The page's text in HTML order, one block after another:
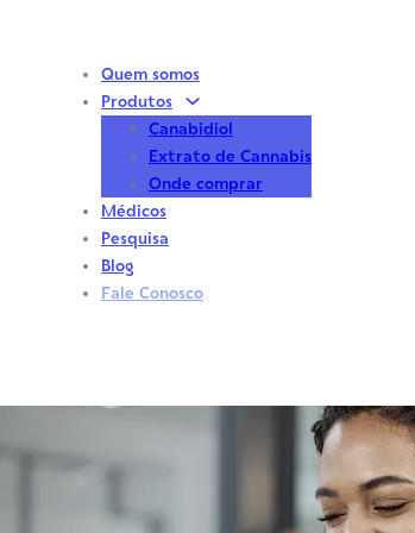
Quem somos
Produtos
Canabidiol
Extrato de Cannabis
Onde comprar
Médicos
Pesquisa
Blog
Fale Conosco